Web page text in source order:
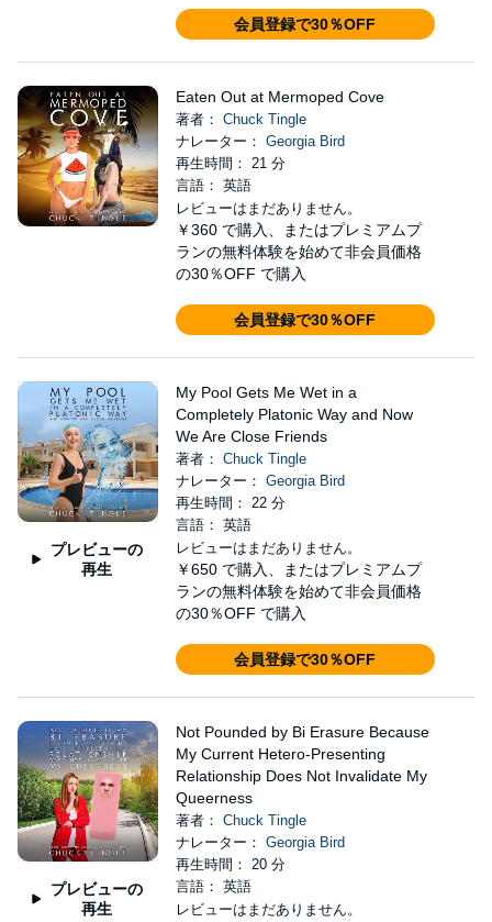
会員登録で30％OFF
Eaten Out at Mermoped Cove
著者： Chuck Tingle
ナレーター： Georgia Bird
再生時間： 21 分
言語： 英語
レビューはまだありません。
￥360 で購入、またはプレミアムプ
ランの無料体験を始めて非会員価格
の30％OFF で購入
会員登録で30％OFF
プレビューの
再生
My Pool Gets Me Wet in a
Completely Platonic Way and Now
We Are Close Friends
著者： Chuck Tingle
ナレーター： Georgia Bird
再生時間： 22 分
言語： 英語
レビューはまだありません。
￥650 で購入、またはプレミアムプ
ランの無料体験を始めて非会員価格
の30％OFF で購入
会員登録で30％OFF
プレビューの
再生
Not Pounded by Bi Erasure Because
My Current Hetero-Presenting
Relationship Does Not Invalidate My
Queerness
著者： Chuck Tingle
ナレーター： Georgia Bird
再生時間： 20 分
言語： 英語
レビューはまだありません。